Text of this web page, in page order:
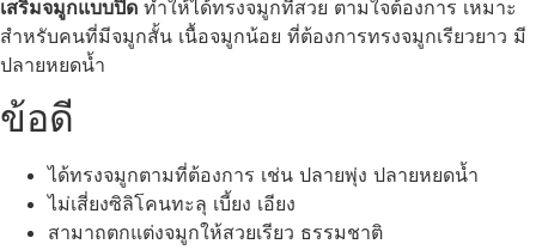
เสริมจมูกแบบปิด ทำให้ได้ทรงจมูกที่สวย ตามใจต้องการ เหมาะ
สำหรับคนที่มีจมูกสั้น เนื้อจมูกน้อย ที่ต้องการทรงจมูกเรียวยาว มี
ปลายหยดน้ำ
ข้อดี
ได้ทรงจมูกตามที่ต้องการ เช่น ปลายพุ่ง ปลายหยดน้ำ
ไม่เสี่ยงซิลิโคนทะลุ เบี้ยง เอียง
สามาถตกแต่งจมูกให้สวยเรียว ธรรมชาติ